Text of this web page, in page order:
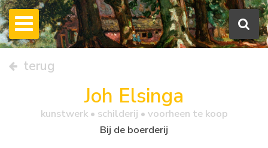
terug
Joh Elsinga
kunstwerk • schilderij • voorheen te koop
Bij de boerderij